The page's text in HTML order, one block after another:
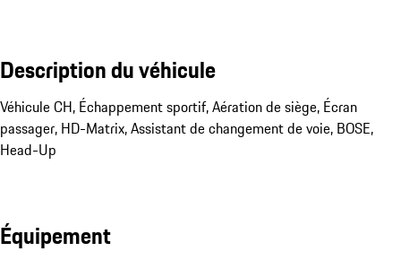
Description du véhicule
Véhicule CH, Échappement sportif, Aération de siège, Écran
passager, HD-Matrix, Assistant de changement de voie, BOSE,
Head-Up
Équipement